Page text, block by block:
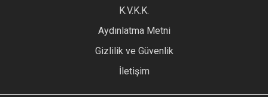
Ürün fiyatı diğer sitelerden daha pahalı.
K.V.K.K.
Aydınlatma Metni
Gizlilik ve Güvenlik
İletişim